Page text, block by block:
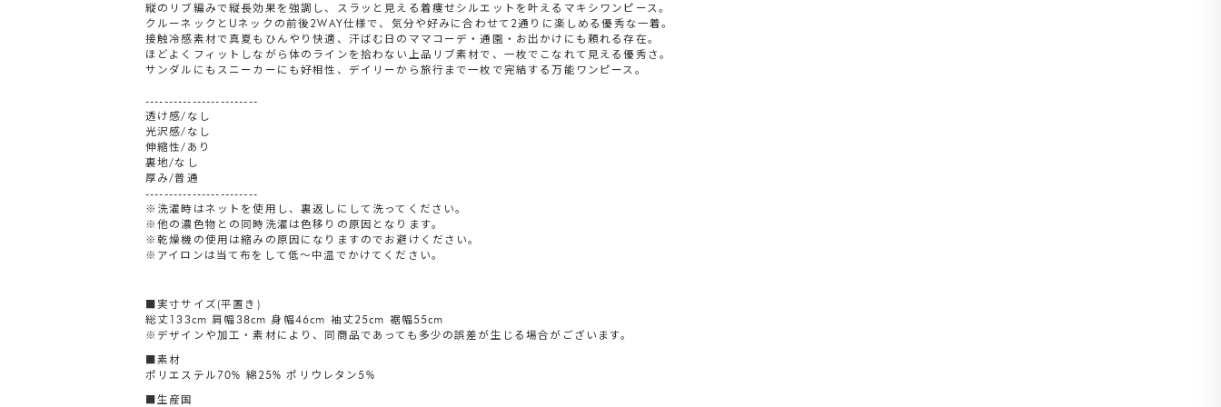
縦のリブ編みで縦長効果を強調し、スラッと見える着痩せシルエットを叶えるマキシワンピース。
クルーネックとUネックの前後2WAY仕様で、気分や好みに合わせて2通りに楽しめる優秀な一着。
接触冷感素材で真夏もひんやり快適、汗ばむ日のママコーデ・通園・お出かけにも頼れる存在。
ほどよくフィットしながら体のラインを拾わない上品リブ素材で、一枚でこなれて見える優秀さ。
サンダルにもスニーカーにも好相性、デイリーから旅行まで一枚で完結する万能ワンピース。
------------------------
透け感/なし
光沢感/なし
伸縮性/あり
裏地/なし
厚み/普通
------------------------
※洗濯時はネットを使用し、裏返しにして洗ってください。
※他の濃色物との同時洗濯は色移りの原因となります。
※乾燥機の使用は縮みの原因になりますのでお避けください。
※アイロンは当て布をして低〜中温でかけてください。
■実寸サイズ(平置き)
総丈133cm 肩幅38cm 身幅46cm 袖丈25cm 裾幅55cm
※デザインや加工・素材により、同商品であっても多少の誤差が生じる場合がございます。
■素材
ポリエステル70% 綿25% ポリウレタン5%
■生産国